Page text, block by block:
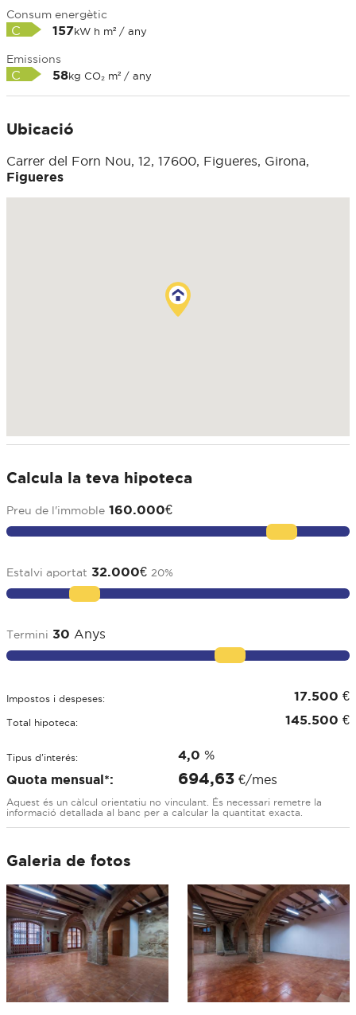
Consum energètic
C 157kW h m² / any
Emissions
C 58kg CO₂ m² / any
Ubicació
Carrer del Forn Nou, 12, 17600, Figueres, Girona,
Figueres
Calcula la teva hipoteca
Preu de l'immoble 160.000€
Estalvi aportat 32.000€ 20%
Termini 30 Anys
Impostos i despeses: 17.500 €
Total hipoteca: 145.500 €
Tipus d'interés: 4,0 %
Quota mensual*:
694,63 €/mes
Aquest és un càlcul orientatiu no vinculant. És necessari remetre la
informació detallada al banc per a calcular la quantitat exacta.
Galeria de fotos